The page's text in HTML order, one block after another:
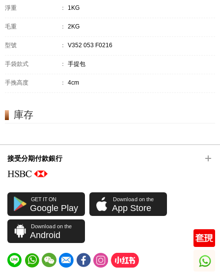
淨重 ： 1KG
毛重 ： 2KG
型號 ： V352 053 F0216
手袋款式 ： 手提包
手挽高度 ： 4cm
庫存
接受分期付款銀行
GET IT ON
Google Play
Download on the
App Store
Download on the
Android